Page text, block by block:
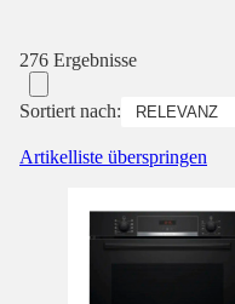
276 Ergebnisse
Sortiert nach:
Artikelliste überspringen